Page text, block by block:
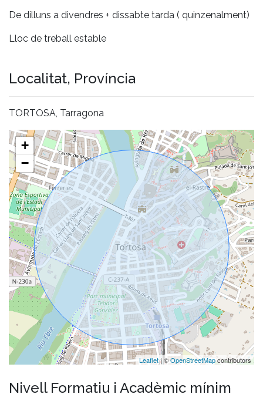
De dilluns a divendres + dissabte tarda ( quinzenalment)
Lloc de treball estable
Localitat, Província
TORTOSA, Tarragona
+
−
Leaflet| ©OpenStreetMapcontributors
Nivell Formatiu i Acadèmic mínim